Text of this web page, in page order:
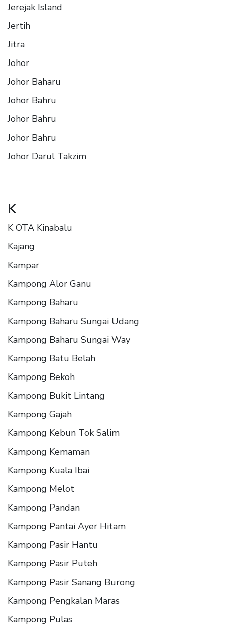
Jerejak Island
Jertih
Jitra
Johor
Johor Baharu
Johor Bahru
Johor Bahru
Johor Bahru
Johor Darul Takzim
K
K OTA Kinabalu
Kajang
Kampar
Kampong Alor Ganu
Kampong Baharu
Kampong Baharu Sungai Udang
Kampong Baharu Sungai Way
Kampong Batu Belah
Kampong Bekoh
Kampong Bukit Lintang
Kampong Gajah
Kampong Kebun Tok Salim
Kampong Kemaman
Kampong Kuala Ibai
Kampong Melot
Kampong Pandan
Kampong Pantai Ayer Hitam
Kampong Pasir Hantu
Kampong Pasir Puteh
Kampong Pasir Sanang Burong
Kampong Pengkalan Maras
Kampong Pulas